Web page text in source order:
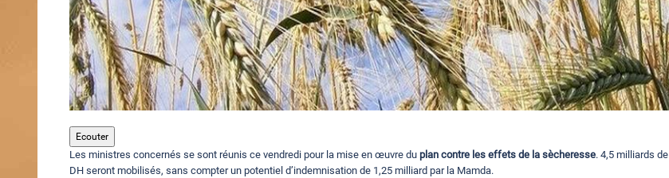
Ecouter
Les ministres concernés se sont réunis ce vendredi pour la mise en œuvre du plan contre les effets de la sècheresse. 4,5 milliards de
DH seront mobilisés, sans compter un potentiel d’indemnisation de 1,25 milliard par la Mamda.